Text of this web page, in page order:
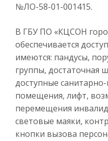
№ЛО-58-01-001415.
В ГБУ ПО «КЦСОН
обеспечивается
имеются: пандусы,
группы, достаточная
доступные санитарно-
помещения, лифт,
перемещения
световые маяки,
кнопки вызова